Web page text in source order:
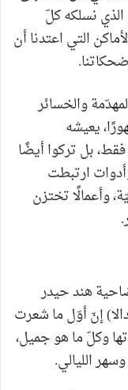
نسلكه كلّ
التي اعتدنا أن
والخسائر
يعيشه
بل تركوا أيضًا
ارتبطت
وأعمالًا تختزن
هند حيدر
إنّ أوّل ما شعرت
وكلّ ما هو جميل،
الليالي.